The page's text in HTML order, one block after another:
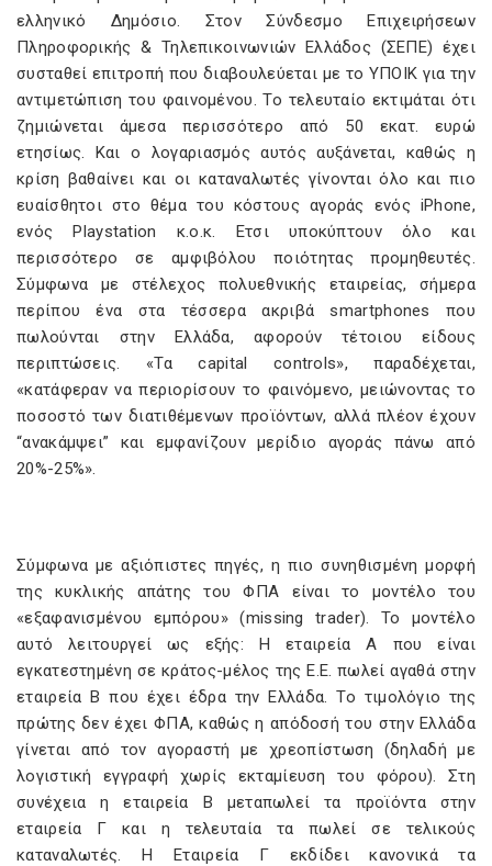
ελληνικό Δημόσιο. Στον Σύνδεσμο Επιχειρήσεων
Πληροφορικής & Τηλεπικοινωνιών Ελλάδος (ΣΕΠΕ) έχει
συσταθεί επιτροπή που διαβουλεύεται με το ΥΠΟΙΚ για την
αντιμετώπιση του φαινομένου. Το τελευταίο εκτιμάται ότι
ζημιώνεται άμεσα περισσότερο από 50 εκατ. ευρώ
ετησίως. Και ο λογαριασμός αυτός αυξάνεται, καθώς η
κρίση βαθαίνει και οι καταναλωτές γίνονται όλο και πιο
ευαίσθητοι στο θέμα του κόστους αγοράς ενός iPhone,
ενός Playstation κ.ο.κ. Ετσι υποκύπτουν όλο και
περισσότερο σε αμφιβόλου ποιότητας προμηθευτές.
Σύμφωνα με στέλεχος πολυεθνικής εταιρείας, σήμερα
περίπου ένα στα τέσσερα ακριβά smartphones που
πωλούνται στην Ελλάδα, αφορούν τέτοιου είδους
περιπτώσεις. «Τα capital controls», παραδέχεται,
«κατάφεραν να περιορίσουν το φαινόμενο, μειώνοντας το
ποσοστό των διατιθέμενων προϊόντων, αλλά πλέον έχουν
“ανακάμψει” και εμφανίζουν μερίδιο αγοράς πάνω από
20%-25%».
Σύμφωνα με αξιόπιστες πηγές, η πιο συνηθισμένη μορφή
της κυκλικής απάτης του ΦΠΑ είναι το μοντέλο του
«εξαφανισμένου εμπόρου» (missing trader). Το μοντέλο
αυτό λειτουργεί ως εξής: Η εταιρεία Α που είναι
εγκατεστημένη σε κράτος-μέλος της Ε.Ε. πωλεί αγαθά στην
εταιρεία Β που έχει έδρα την Ελλάδα. Το τιμολόγιο της
πρώτης δεν έχει ΦΠΑ, καθώς η απόδοσή του στην Ελλάδα
γίνεται από τον αγοραστή με χρεοπίστωση (δηλαδή με
λογιστική εγγραφή χωρίς εκταμίευση του φόρου). Στη
συνέχεια η εταιρεία Β μεταπωλεί τα προϊόντα στην
εταιρεία Γ και η τελευταία τα πωλεί σε τελικούς
καταναλωτές. Η Εταιρεία Γ εκδίδει κανονικά τα